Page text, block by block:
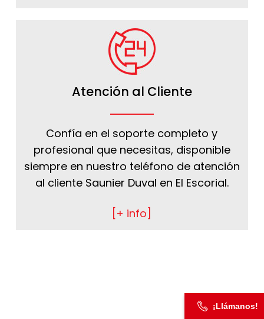
Atención al Cliente
Confía en el soporte completo y
profesional que necesitas, disponible
siempre en nuestro teléfono de atención
al cliente Saunier Duval en El Escorial.
[+ info]
¡Llámanos!